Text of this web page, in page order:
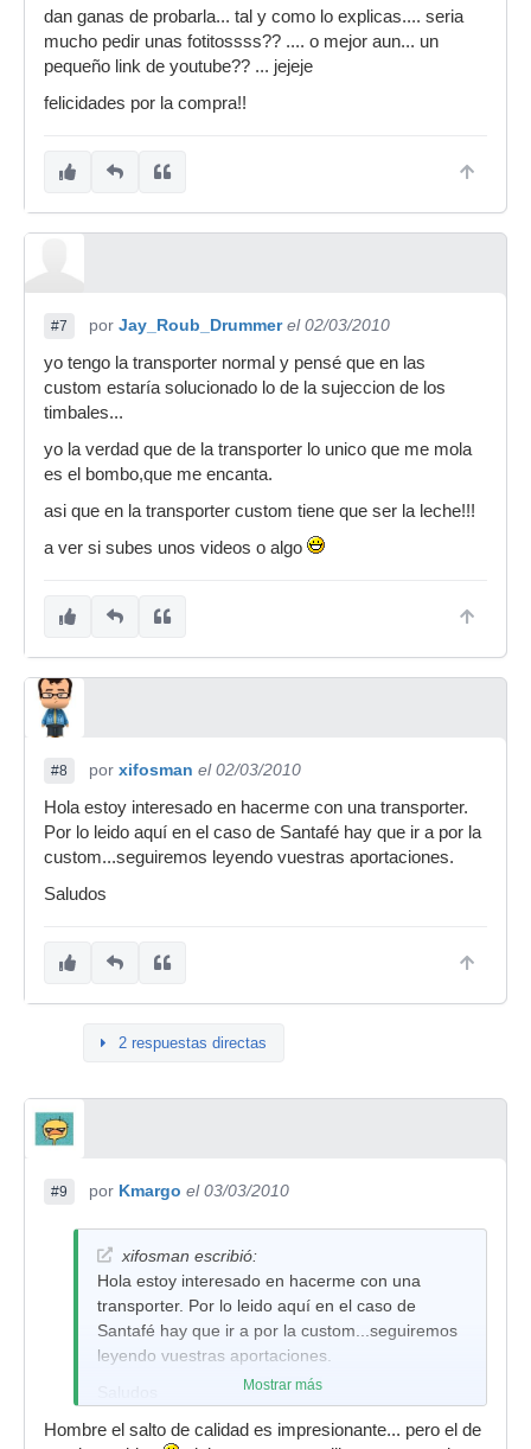
alguien se deje 2000 y pico pavos en una batera
para que éstos detalles sean de tan ínfima
calidad. Vamos, es como comprarse un
Mercedes y que las ventanillas sean de
ésta chapuza.
dan ganas de probarla... tal y como lo explicas.... seria
mucho pedir unas fotitossss?? .... o mejor aun... un
pequeño link de youtube?? ... jejeje
felicidades por la compra!!
#7 por Jay_Roub_Drummer el 02/03/2010
yo tengo la transporter normal y pensé que en las
custom estaría solucionado lo de la sujeccion de los
timbales...
yo la verdad que de la transporter lo unico que me mola
es el bombo,que me encanta.
asi que en la transporter custom tiene que ser la leche!!!
a ver si subes unos videos o algo
#8 por xifosman el 02/03/2010
Hola estoy interesado en hacerme con una transporter.
Por lo leido aquí en el caso de Santafé hay que ir a por la
custom...seguiremos leyendo vuestras aportaciones.
Saludos
2 respuestas directas
#9 por Kmargo el 03/03/2010
xifosman escribió:
Hola estoy interesado en hacerme con una
transporter. Por lo leido aquí en el caso de
Santafé hay que ir a por la custom...seguiremos
leyendo vuestras aportaciones.
Mostrar más
Hombre el salto de calidad es impresionante... pero el de